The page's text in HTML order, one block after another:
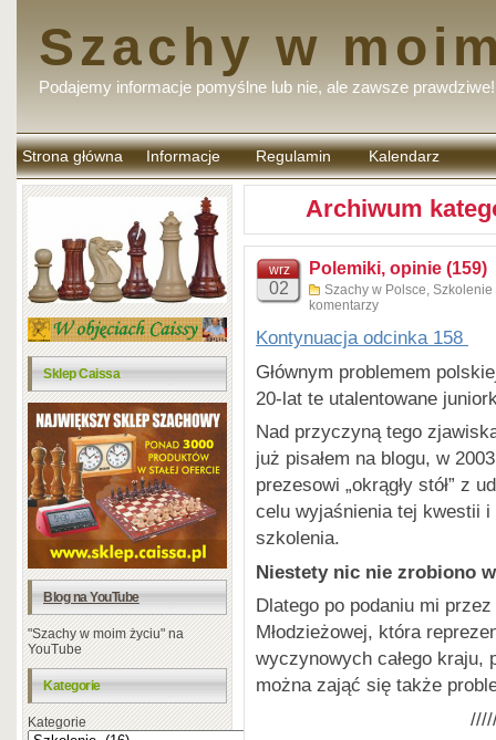
Szachy w
Podajemy informacje pomyślne lub nie, ale zawsze prawdziwe!
Strona główna Informacje Regulamin
komentarzy
Kalendarz
Sklep Caissa
Blog na YouTube
"Szachy w moim życiu" na
YouTube
Kategorie
Kategorie
Archiwum
wrz
02
Polemiki, opinie (159)
Szachy w Polsce, Szkolenie
komentarzy
Kontynuacja odcinka 158
Głównym problemem
20-lat te utalentowane
Nad przyczyną tego
już pisałem na blogu, w
prezesowi „okrągły stół” z
celu wyjaśnienia tej kwestii
szkolenia.
Niestety nic nie zrobiono
Dlatego po podaniu mi
Młodzieżowej, która
wyczynowych całego kraju,
można zająć się także